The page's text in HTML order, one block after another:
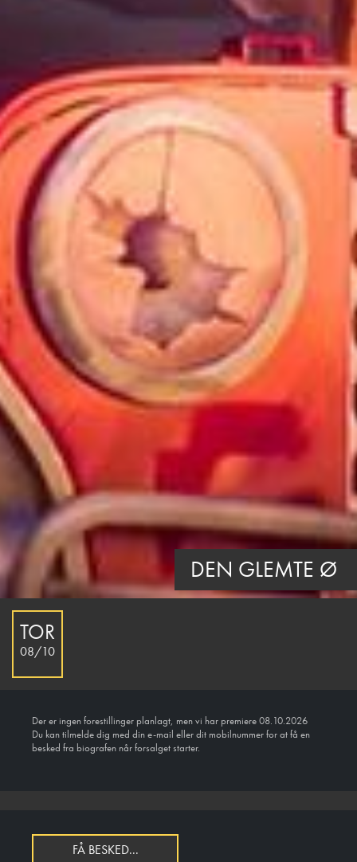
DEN GLEMTE Ø
TOR
08/10
Der er ingen forestillinger planlagt, men vi har premiere 08.10.2026
Du kan tilmelde dig med din e-mail eller dit mobilnummer for at få en
besked fra biografen når forsalget starter.
FÅ BESKED...